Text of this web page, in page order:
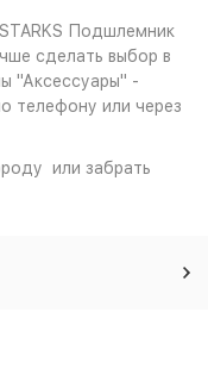
Подшлемник
сделать выбор в
"Аксессуары" -
телефону или через
или забрать